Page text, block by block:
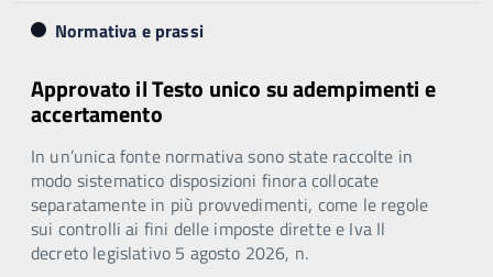
Normativa e prassi
Approvato il Testo unico su adempimenti e
accertamento
In un’unica fonte normativa sono state raccolte in
modo sistematico disposizioni finora collocate
separatamente in più provvedimenti, come le regole
sui controlli ai fini delle imposte dirette e Iva Il
decreto legislativo 5 agosto 2026, n.